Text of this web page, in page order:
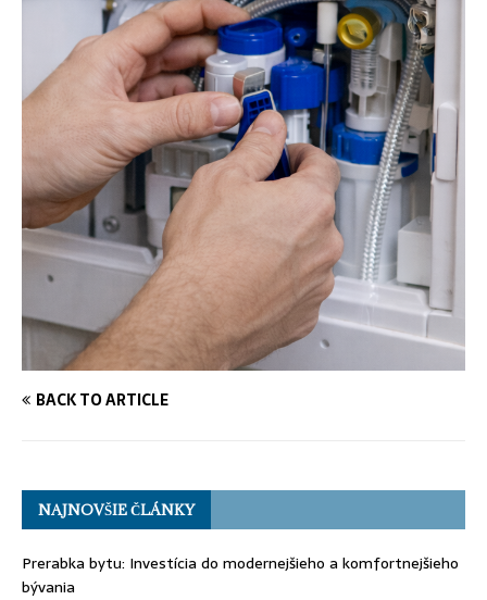
BACK TO ARTICLE
NAJNOVŠIE ČLÁNKY
Prerabka bytu: Investícia do modernejšieho a komfortnejšieho
bývania